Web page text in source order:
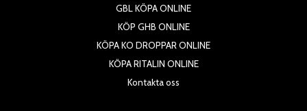
GBL KÖPA ONLINE
KÖP GHB ONLINE
KÖPA KO DROPPAR ONLINE
KÖPA RITALIN ONLINE
Kontakta oss